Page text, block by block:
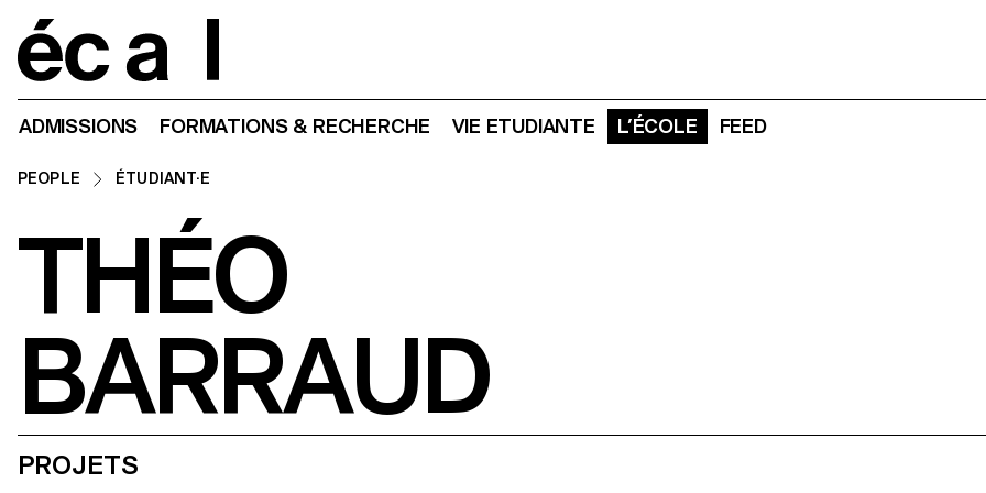
ADMISSIONS FORMATIONS & RECHERCHE VIE ETUDIANTE L’ÉCOLE FEED
PEOPLE ÉTUDIANT·E
THÉO
BARRAUD
PROJETS